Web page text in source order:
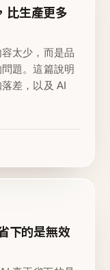
比生產更多
太少，而是品
題。這篇說明
差，以及 AI
下的是無效